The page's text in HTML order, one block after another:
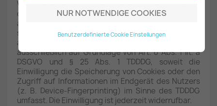
NUR NOTWENDIGE COOKIES
Benutzerdefinierte Cookie Einstellungen
Websitebetreiber hat ein berechtigtes Interesse
daran, seine Webangebote vor missbräuchlicher
automatisierter Ausspähung und vor SPAM zu
schützen. Sofern eine entsprechende Einwilligung
abgefragt wurde, erfolgt die Verarbeitung
ausschließlich auf Grundlage von Art. 6 Abs. 1 lit. a
DSGVO und § 25 Abs. 1 TDDDG, soweit die
Einwilligung die Speicherung von Cookies oder den
Zugriff auf Informationen im Endgerät des Nutzers
(z. B. Device-Fingerprinting) im Sinne des TDDDG
umfasst. Die Einwilligung ist jederzeit widerrufbar.